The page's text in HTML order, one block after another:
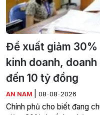
Đề xuất giảm 30%
kinh doanh,
đến 10 tỷ đồng
AN NAM 08-08-2026
Chính phủ cho biết đang